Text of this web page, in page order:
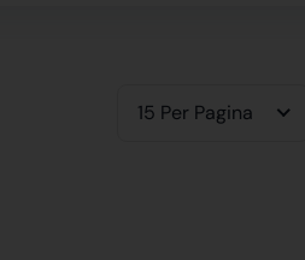
15 Per Pagina